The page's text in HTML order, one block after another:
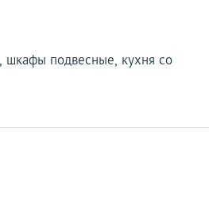
шкафы подвесные, кухня со